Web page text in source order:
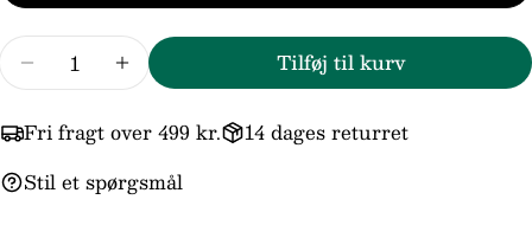
Reducer mængden for Støvring Design 14kt
Forøg mængden for Støvring Design
Tilføj til kurv
Fri fragt over 499 kr.
14 dages returret
Stil et spørgsmål